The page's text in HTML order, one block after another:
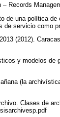
Records
de una política
servicio como
(2012).
y modelos
(la
Clases de